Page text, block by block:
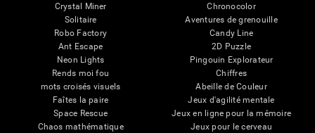
Crystal Miner
Solitaire
Robo Factory
Ant Escape
Neon Lights
Rends moi fou
mots croisés visuels
Faîtes la paire
Space Rescue
Chaos mathématique
Chronocolor
Aventures de grenouille
Candy Line
2D Puzzle
Pingouin Explorateur
Chiffres
Abeille de Couleur
Jeux d'agilité mentale
Jeux en ligne pour la mémoire
Jeux pour le cerveau